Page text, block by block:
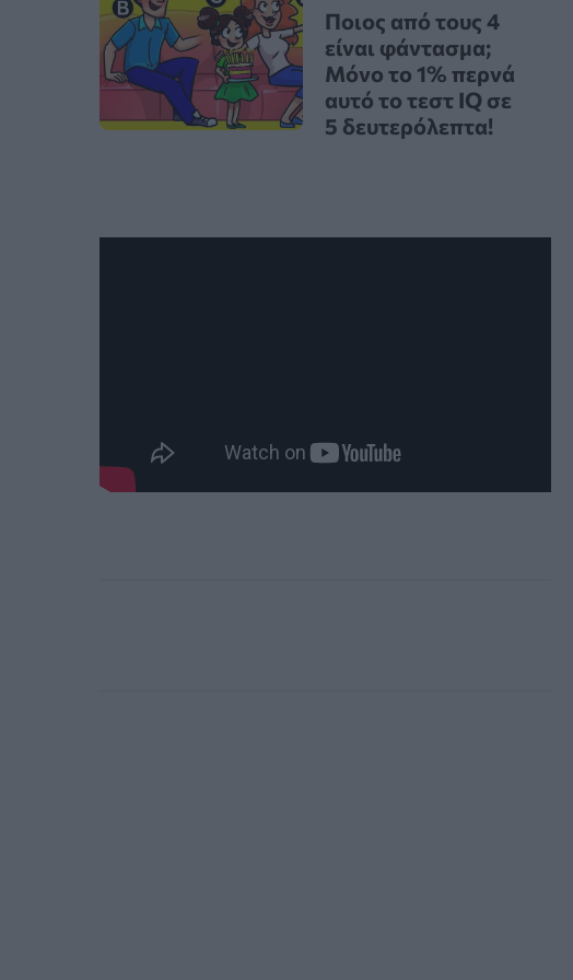
Ποιος από τους 4
είναι φάντασμα;
Μόνο το 1% περνά
αυτό το τεστ IQ σε
5 δευτερόλεπτα!